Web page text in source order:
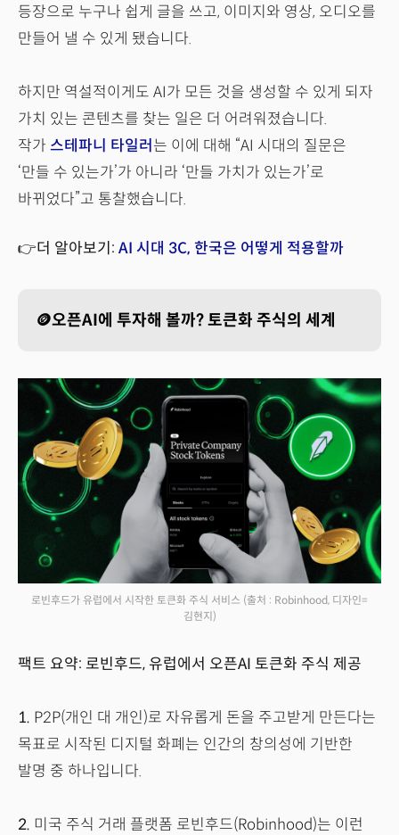
등장으로 누구나 쉽게 글을 쓰고, 이미지와 영상, 오디오를
만들어 낼 수 있게 됐습니다.
하지만 역설적이게도 AI가 모든 것을 생성할 수 있게 되자
가치 있는 콘텐츠를 찾는 일은 더 어려워졌습니다.
작가 스테파니 타일러 는 이에 대해 “AI 시대의 질문은
‘만들 수 있는가’가 아니라 ‘만들 가치가 있는가’로
바뀌었다”고 통찰했습니다.
👉더 알아보기: AI 시대 3C, 한국은 어떻게 적용할까
🪙오픈AI에 투자해 볼까? 토큰화 주식의 세계
로빈후드가 유럽에서 시작한 토큰화 주식 서비스 (출처 : Robinhood, 디자인=
김현지)
팩트 요약: 로빈후드, 유럽에서 오픈AI 토큰화 주식 제공
1. P2P(개인 대 개인)로 자유롭게 돈을 주고받게 만든다는
목표로 시작된 디지털 화폐는 인간의 창의성에 기반한
발명 중 하나입니다.
2. 미국 주식 거래 플랫폼 로빈후드(Robinhood)는 이런